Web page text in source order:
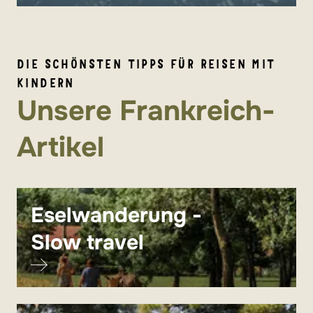
DIE SCHÖNSTEN TIPPS FÜR REISEN MIT
KINDERN
Unsere Frankreich-
Artikel
Eselwanderung -
Slow travel